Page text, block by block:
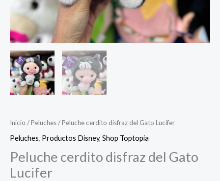
Inicio /Peluches/ Peluche cerdito disfraz del Gato Lucifer
Peluches, Productos Disney, Shop Toptopia
Peluche cerdito disfraz del Gato
Lucifer